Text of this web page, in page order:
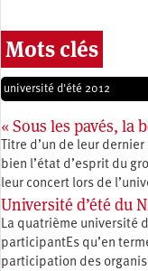
Mots clés
université d'été 2012
« Sous les pavés, la
Titre d’un de leur
bien l’état d’esprit du
leur concert lors de
Université d’été du
La quatrième université
participantEs qu’en
participation des